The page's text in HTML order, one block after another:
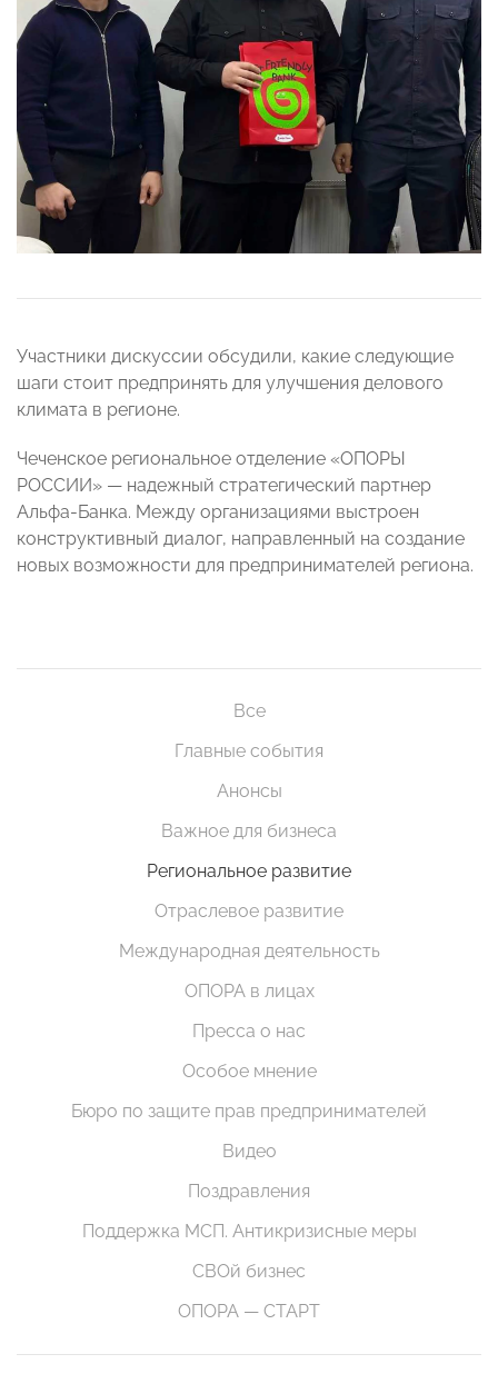
Участники дискуссии обсудили, какие следующие
шаги стоит предпринять для улучшения делового
климата в регионе.
Чеченское региональное отделение «ОПОРЫ
РОССИИ» — надежный стратегический партнер
Альфа-Банка. Между организациями выстроен
конструктивный диалог, направленный на создание
новых возможности для предпринимателей региона.
Все
Главные события
Анонсы
Важное для бизнеса
Региональное развитие
Отраслевое развитие
Международная деятельность
ОПОРА в лицах
Пресса о нас
Особое мнение
Бюро по защите прав предпринимателей
Видео
Поздравления
Поддержка МСП. Антикризисные меры
СВОй бизнес
ОПОРА — СТАРТ